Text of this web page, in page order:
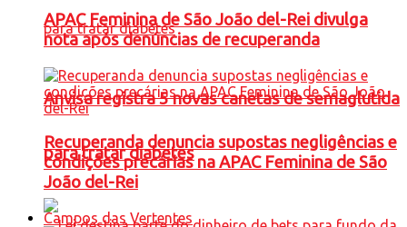
Anvisa registra 5 novas canetas de semaglutida
para tratar diabetes
APAC Feminina de São João del-Rei divulga
nota após denúncias de recuperanda
Recuperanda denuncia supostas negligências e
condições precárias na APAC Feminina de São
João del-Rei
Campos das Vertentes